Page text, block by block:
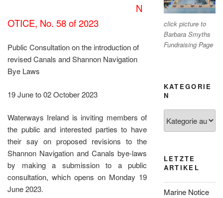
N
OTICE, No. 58 of 2023
Public Consultation on the introduction of
revised Canals and Shannon Navigation
Bye Laws
19 June to 02 October 2023
Waterways Ireland is inviting members of
the public and interested parties to have
their say on proposed revisions to the
Shannon Navigation and Canals bye-laws
by making a submission to a public
consultation, which opens on Monday 19
June 2023.
click picture to
Barbara Smyths
Fundraising Page
KATEGORIE
N
LETZTE
ARTIKEL
Marine Notice